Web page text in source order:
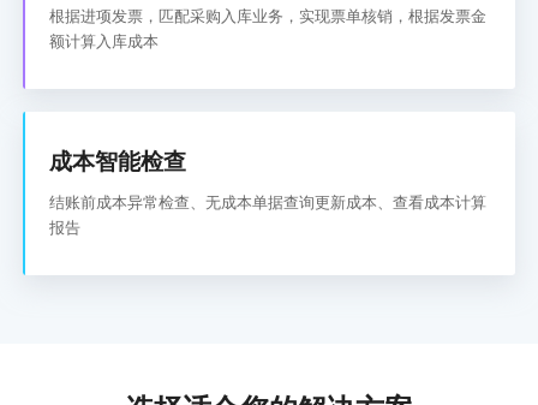
根据进项发票，匹配采购入库业务，实现票单核销，根据发票金
额计算入库成本
成本智能检查
结账前成本异常检查、无成本单据查询更新成本、查看成本计算
报告